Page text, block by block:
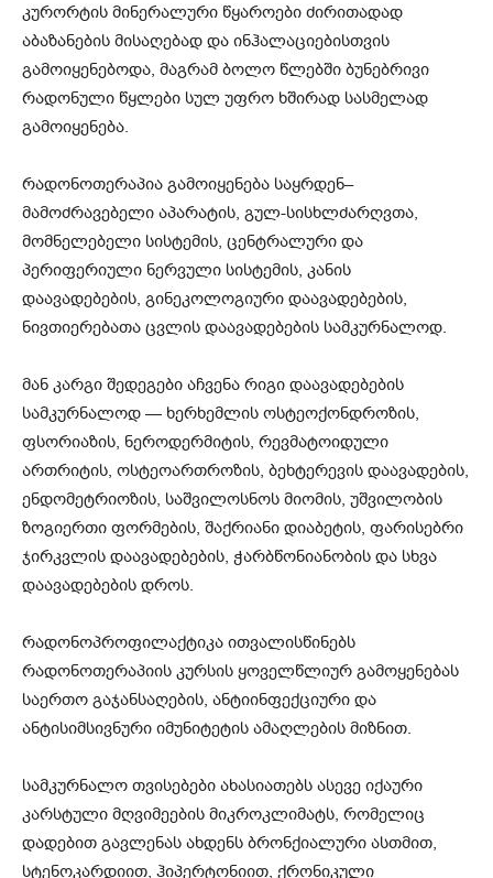
კურორტის მინერალური წყაროები ძირითადად
აბაზანების მისაღებად და ინჰალაციებისთვის
გამოიყენებოდა, მაგრამ ბოლო წლებში ბუნებრივი
რადონული წყლები სულ უფრო ხშირად სასმელად
გამოიყენება.
რადონოთერაპია გამოიყენება საყრდენ–
მამოძრავებელი აპარატის, გულ-სისხლძარღვთა,
მომნელებელი სისტემის, ცენტრალური და
პერიფერიული ნერვული სისტემის, კანის
დაავადებების, გინეკოლოგიური დაავადებების,
ნივთიერებათა ცვლის დაავადებების სამკურნალოდ.
მან კარგი შედეგები აჩვენა რიგი დაავადებების
სამკურნალოდ — ხერხემლის ოსტეოქონდროზის,
ფსორიაზის, ნეროდერმიტის, რევმატოიდული
ართრიტის, ოსტეოართროზის, ბეხტერევის დაავადების,
ენდომეტრიოზის, საშვილოსნოს მიომის, უშვილობის
ზოგიერთი ფორმების, შაქრიანი დიაბეტის, ფარისებრი
ჯირკვლის დაავადებების, ჭარბწონიანობის და სხვა
დაავადებების დროს.
რადონოპროფილაქტიკა ითვალისწინებს
რადონოთერაპიის კურსის ყოველწლიურ გამოყენებას
საერთო გაჯანსაღების, ანტიინფექციური და
ანტისიმსივნური იმუნიტეტის ამაღლების მიზნით.
სამკურნალო თვისებები ახასიათებს ასევე იქაური
კარსტული მღვიმეების მიკროკლიმატს, რომელიც
დადებით გავლენას ახდენს ბრონქიალური ასთმით,
სტენოკარდიით, ჰიპერტონიით, ქრონიკული